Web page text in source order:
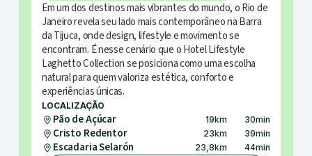
Em um dos destinos mais vibrantes do mundo, o Rio de
Janeiro revela seu lado mais contemporâneo na Barra
da Tijuca, onde design, lifestyle e movimento se
encontram. É nesse cenário que o Hotel Lifestyle
Laghetto Collection se posiciona como uma escolha
natural para quem valoriza estética, conforto e
experiências únicas.
LOCALIZAÇÃO
Pão de Açúcar 19km 30min
Cristo Redentor 23km 39min
Escadaria Selarón 23,8km 44min